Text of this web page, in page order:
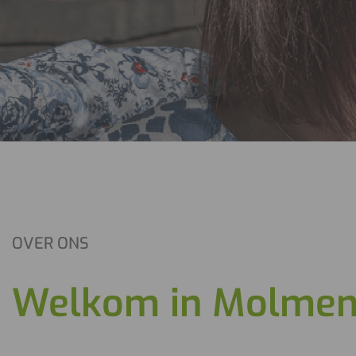
OVER ONS
Welkom in